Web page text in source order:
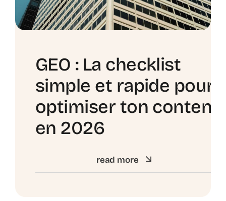
GEO : La checklist
simple et rapide pour
optimiser ton contenu
en 2026
read more